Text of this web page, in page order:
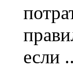
если